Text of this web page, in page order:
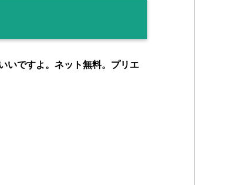
いですよ。ネット無料。プリエ